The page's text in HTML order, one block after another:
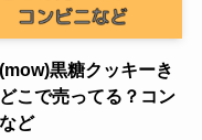
黒糖クッキーき
こで売ってる？コン
ど